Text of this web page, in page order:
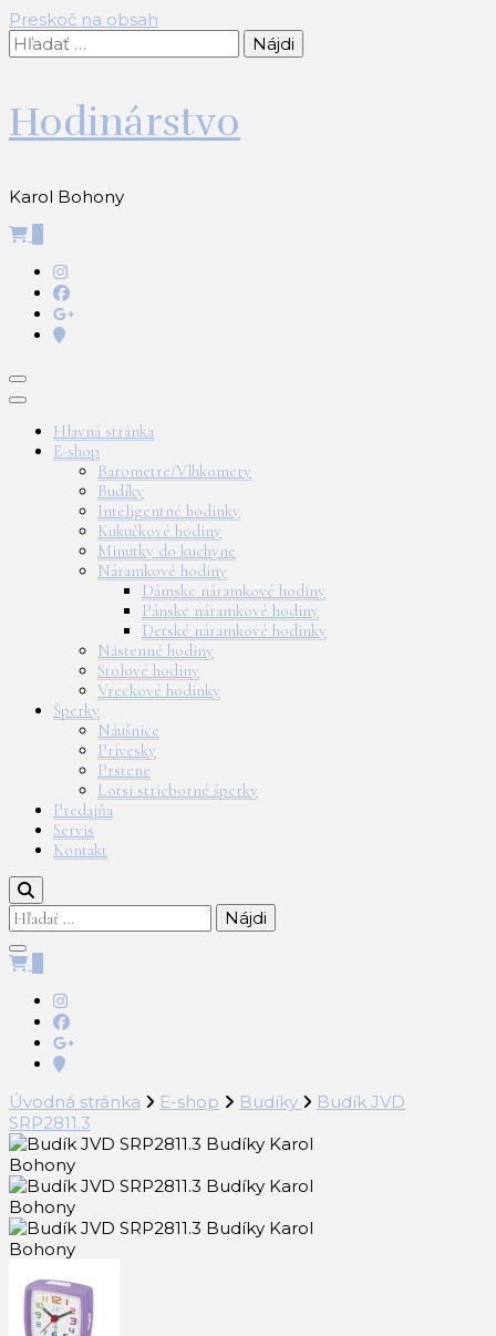
Preskoč na obsah
Hľadať:
Hodinárstvo
Karol Bohony
Hlavná stránka
E-shop
Barometre/Vlhkomery
Budíky
Inteligentné hodinky
Kukučkové hodiny
Minutky do kuchyne
Náramkové hodiny
Dámske náramkové hodiny
Pánske náramkové hodiny
Detské náramkové hodinky
Nástenné hodiny
Stolové hodiny
Vreckové hodinky
Šperky
Náušnice
Prívesky
Prstene
Lotsi strieborné šperky
Predajňa
Servis
Kontakt
Hľadať:
Úvodná stránka E-shop Budíky
Budík JVD
SRP2811.3